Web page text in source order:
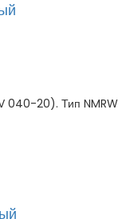
040-20). Тип NMRW